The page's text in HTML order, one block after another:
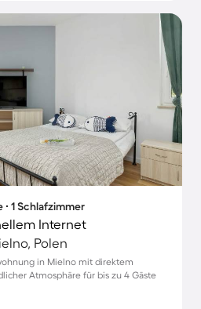
∙ 1 Schlafzimmer
Internet
Polen
in Mielno mit direktem
Atmosphäre für bis zu 4 Gäste